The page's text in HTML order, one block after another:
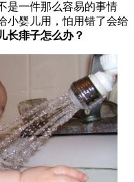
是一件那么容易的事情
小婴儿用，怕用错了会给
长痱子怎么办？